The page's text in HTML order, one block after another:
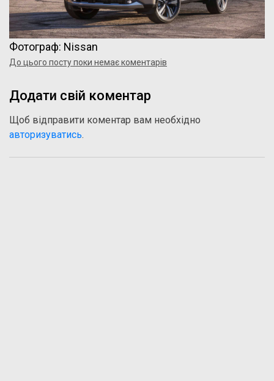
Фотограф: Nissan
До цього посту поки немає коментарів
Додати свій коментар
Щоб відправити коментар вам необхідно
авторизуватись.